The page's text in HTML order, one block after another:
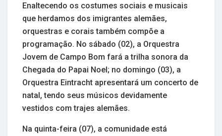
Enaltecendo os costumes sociais e musicais
que herdamos dos imigrantes alemães,
orquestras e corais também compõe a
programação. No sábado (02), a Orquestra
Jovem de Campo Bom fará a trilha sonora da
Chegada do Papai Noel; no domingo (03), a
Orquestra Eintracht apresentará um concerto de
natal, tendo seus músicos devidamente
vestidos com trajes alemães.
Na quinta-feira (07), a comunidade está